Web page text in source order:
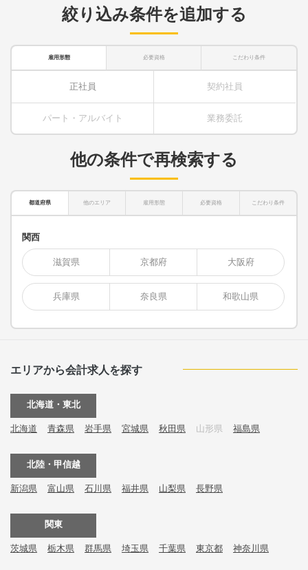
絞り込み条件を追加する
雇用形態 必要資格 こだわり条件
正社員 契約社員
パート・アルバイト 業務委託
他の条件で再検索する
都道府県 他のエリア 雇用形態 必要資格 こだわり条件
関西
滋賀県 京都府 大阪府
兵庫県 奈良県 和歌山県
エリアから会計求人を探す
北海道・東北
北海道 青森県 岩手県 宮城県 秋田県 山形県 福島県
北陸・甲信越
新潟県 富山県 石川県 福井県 山梨県 長野県
関東
茨城県 栃木県 群馬県 埼玉県 千葉県 東京都 神奈川県